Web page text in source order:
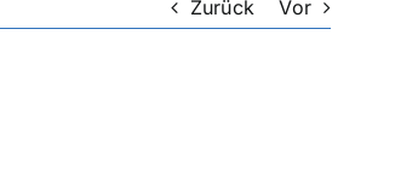
Zurück Vor